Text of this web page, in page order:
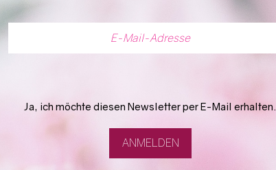
Ja, ich möchte diesen Newsletter per E-Mail erhalten.